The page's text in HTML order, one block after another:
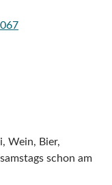
Wein, Bier,
schon am